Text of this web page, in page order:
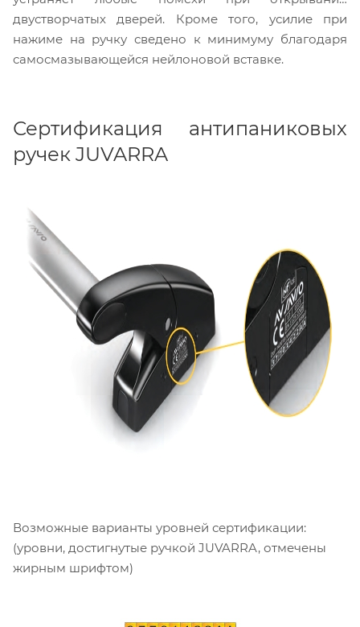
двустворчатых дверей. Кроме того, усилие при
нажиме на ручку сведено к минимуму благодаря
самосмазывающейся нейлоновой вставке.
Сертификация антипаниковых
ручек JUVARRA
Возможные варианты уровней сертификации:
(уровни, достигнутые ручкой JUVARRA, отмечены
жирным шрифтом)